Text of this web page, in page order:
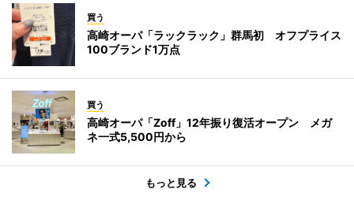
買う
高崎オーパ「ラックラック」群馬初 オフプライス
100ブランド1万点
買う
高崎オーパ「Zoff」12年振り復活オープン メガ
ネ一式5,500円から
もっと見る